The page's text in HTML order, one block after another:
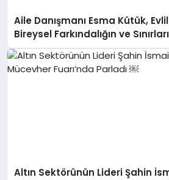
Aile Danışmanı Esma Kütük,
Bireysel Farkındalığın ve
Anlatıyor
Altın Sektörünün Lideri Şahin